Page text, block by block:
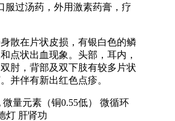
服过汤药，外用激素药膏，疗
散在片状皮损，有银白色的鳞
点状出血现象。头部，耳内，
肘，背部及双下肢有较多片状
并伴有新出红色点疹。
量元素（铜0.55低） 微循环
灯 肝肾功